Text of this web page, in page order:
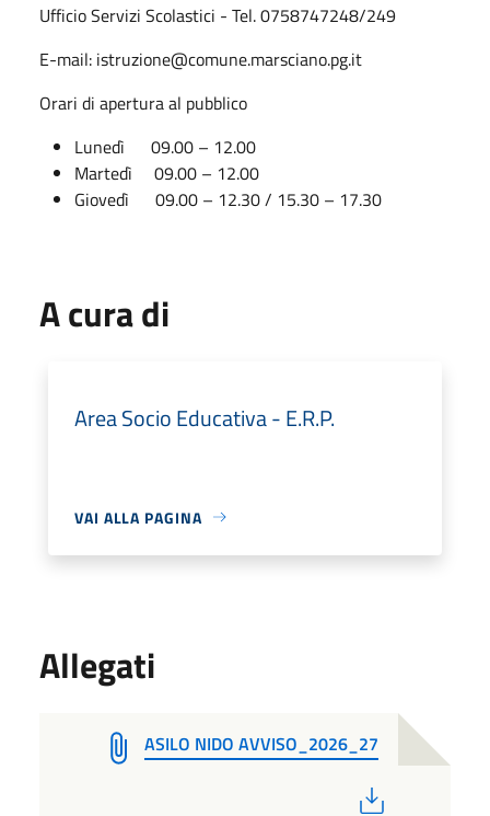
Ufficio Servizi Scolastici - Tel. 0758747248/249
E-mail: istruzione@comune.marsciano.pg.it
Orari di apertura al pubblico
Lunedì 09.00 – 12.00
Martedì 09.00 – 12.00
Giovedì 09.00 – 12.30 / 15.30 – 17.30
A cura di
Area Socio Educativa - E.R.P.
VAI ALLA PAGINA
Allegati
ASILO NIDO AVVISO_2026_27